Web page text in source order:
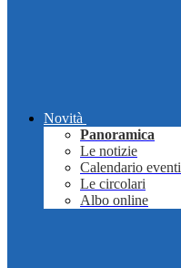
Novità
Panoramica
Le notizie
Calendario eventi
Le circolari
Albo online